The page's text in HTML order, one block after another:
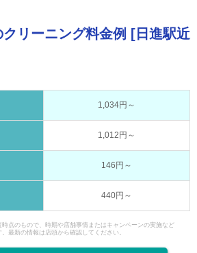
リーニング料金例 [日進駅近
1,034円～
1,012円～
146円～
440円～
時点のもので、時期や店舗事情またはキャンペーンの実施など
最新の情報は店頭から確認してください。